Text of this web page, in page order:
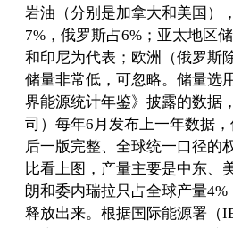
岩油（分别是加拿大和美国）
7%，俄罗斯占6%；亚太地区
和印尼为代表；欧洲（俄罗斯
储量非常低，可忽略。储量选
界能源统计年鉴》披露的数据
司）每年6月发布上一年数据
后一版完整、全球统一口径的
比看上图，产量主要是中东、
朗和委内瑞拉只占全球产量
释放出来。根据国际能源署（